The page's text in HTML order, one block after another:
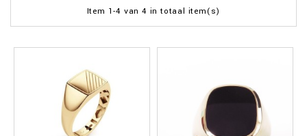
Item 1-4 van 4 in totaal item(s)